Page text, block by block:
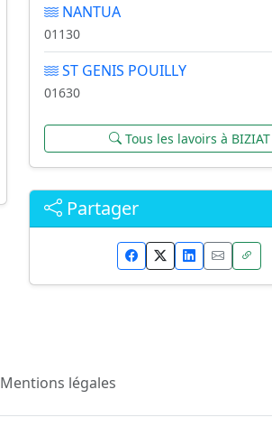
NANTUA
01130
ST GENIS POUILLY
01630
Tous les lavoirs à BIZIAT
Partager
Mentions légales